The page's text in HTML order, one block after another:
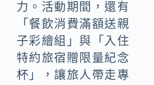
力。活動期間，還有
「餐飲消費滿額送親
子彩繪組」與「入住
特約旅宿贈限量紀念
杯」，讓旅人帶走專